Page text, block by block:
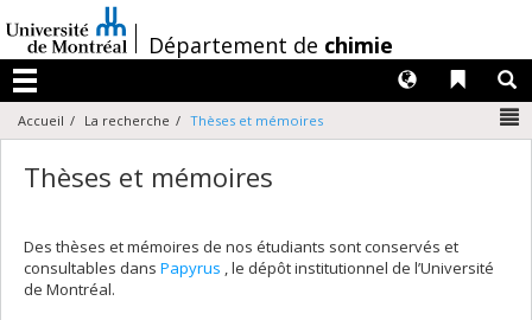
au
contenu
/Département de chimie
Menu
Liens
Langues
Accueil La recherche Thèses et mémoires
Thèses et mémoires
Des thèses et mémoires de nos étudiants sont conservés et
consultables dans Papyrus , le dépôt institutionnel de l’Université
de Montréal.